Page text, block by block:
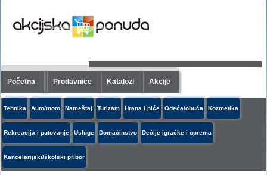
Početna Prodavnice Katalozi Akcije
Tehnika Auto/moto Nameštaj Turizam Hrana i piće Odeća/obuća Kozmetika
Rekreacija i putovanje Usluge Domaćinstvo Dečije igračke i oprema
Kancelarijski/školski pribor